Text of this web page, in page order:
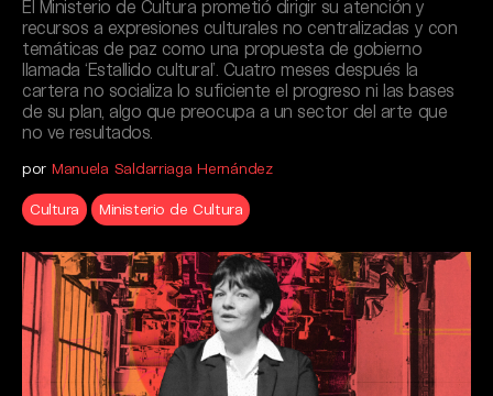
El Ministerio de Cultura prometió dirigir su atención y
recursos a expresiones culturales no centralizadas y con
temáticas de paz como una propuesta de gobierno
llamada ‘Estallido cultural’. Cuatro meses después la
cartera no socializa lo suficiente el progreso ni las bases
de su plan, algo que preocupa a un sector del arte que
no ve resultados.
por Manuela Saldarriaga Hernández
Cultura Ministerio de Cultura